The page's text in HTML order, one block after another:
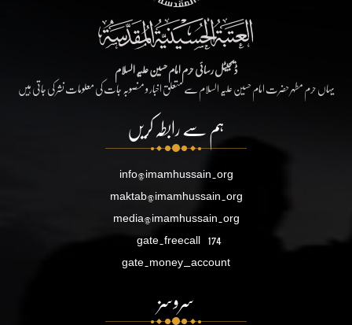
ڈیجیٹل رسائی حرم امام حسین علیہ السلام
یہاں حرم مطہر حضرت امام حسین علیہ السلام سے متعلق اخبار و منصوبہ جات کی معلومات نشر کی جاتی ہیں
ہم سے رابطہ کریں
info@imamhussain.org
maktab@imamhussain.org
media@imamhussain.org
gate.freecall 174
gate.money_account
سروسز